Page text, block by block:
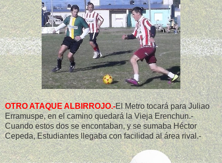
OTRO ATAQUE ALBIRROJO.-El Metro tocará para Juliao
Erramuspe, en el camino quedará la Vieja Erenchun.-
Cuando estos dos se encontaban, y se sumaba Héctor
Cepeda, Estudiantes llegaba con facilidad al área rival.-